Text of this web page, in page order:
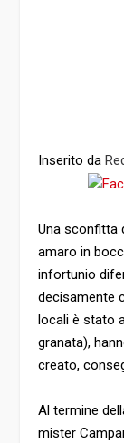
Inserito da
Una sconfitta
amaro in
infortunio
decisamente
locali è stato
granata),
creato,
Al termine
mister